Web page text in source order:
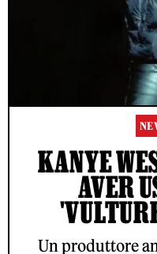
KANYE
AVER
Un produttore